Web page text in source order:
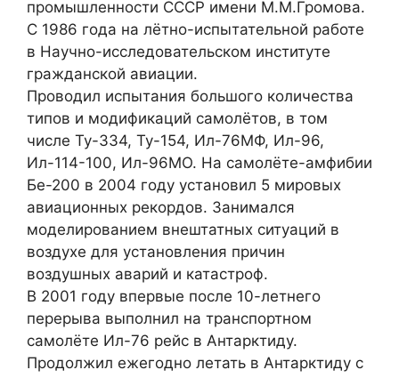
промышленности СССР имени М.М.Громова.
С 1986 года на лётно-испытательной работе
в Научно-исследовательском институте
гражданской авиации.
Проводил испытания большого количества
типов и модификаций самолётов, в том
числе Ту-334, Ту-154, Ил-76МФ, Ил-96,
Ил-114-100, Ил-96МО. На самолёте-амфибии
Бе-200 в 2004 году установил 5 мировых
авиационных рекордов. Занимался
моделированием внештатных ситуаций в
воздухе для установления причин
воздушных аварий и катастроф.
В 2001 году впервые после 10-летнего
перерыва выполнил на транспортном
самолёте Ил-76 рейс в Антарктиду.
Продолжил ежегодно летать в Антарктиду с